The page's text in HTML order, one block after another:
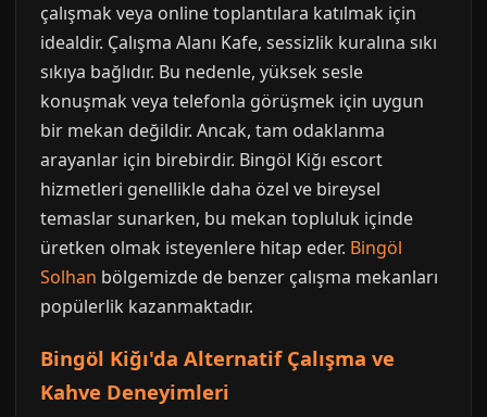
çalışmak veya online toplantılara katılmak için
idealdir. Çalışma Alanı Kafe, sessizlik kuralına sıkı
sıkıya bağlıdır. Bu nedenle, yüksek sesle
konuşmak veya telefonla görüşmek için uygun
bir mekan değildir. Ancak, tam odaklanma
arayanlar için birebirdir. Bingöl Kiğı escort
hizmetleri genellikle daha özel ve bireysel
temaslar sunarken, bu mekan topluluk içinde
üretken olmak isteyenlere hitap eder. Bingöl
Solhan bölgemizde de benzer çalışma mekanları
popülerlik kazanmaktadır.
Bingöl Kiğı'da Alternatif Çalışma ve
Kahve Deneyimleri